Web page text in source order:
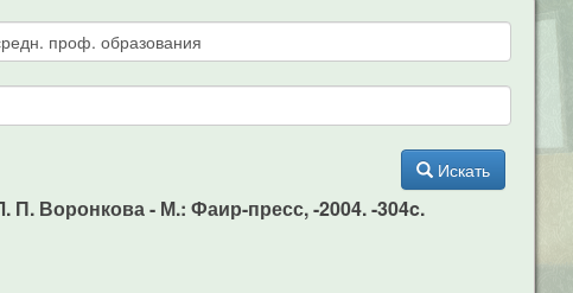
Искать
П. Воронкова - М.: Фаир-пресс, -2004. -304c.